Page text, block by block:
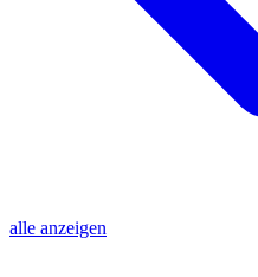
alle anzeigen